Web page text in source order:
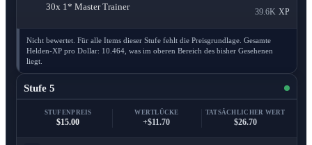
30x 1* Master Trainer
39.6K XP
Nicht bewertet. Für alle Items dieser Stufe fehlt die Preisgrundlage. Gesamte
Helden-XP pro Dollar: 10.464, was im oberen Bereich des bisher Gesehenen
liegt.
Stufe 5
STUFENPREIS
$15.00
WERTLÜCKE
+$11.70
TATSÄCHLICHER WERT
$26.70